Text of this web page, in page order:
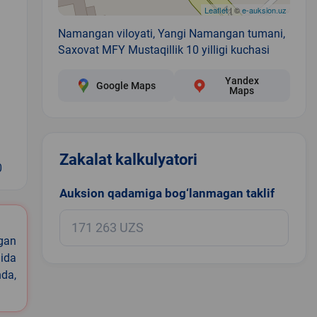
Leaflet| ©e-auksion.uz
Namangan viloyati, Yangi Namangan tumani,
Saxovat MFY Mustaqillik 10 yilligi kuchasi
Google Maps
Yandex
Maps
Zakalat kalkulyatori
Auksion qadamiga bog‘lanmagan taklif